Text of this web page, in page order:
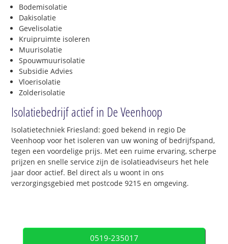
Bodemisolatie
Dakisolatie
Gevelisolatie
Kruipruimte isoleren
Muurisolatie
Spouwmuurisolatie
Subsidie Advies
Vloerisolatie
Zolderisolatie
Isolatiebedrijf actief in De Veenhoop
Isolatietechniek Friesland: goed bekend in regio De
Veenhoop voor het isoleren van uw woning of bedrijfspand,
tegen een voordelige prijs. Met een ruime ervaring, scherpe
prijzen en snelle service zijn de isolatieadviseurs het hele
jaar door actief. Bel direct als u woont in ons
verzorgingsgebied met postcode 9215 en omgeving.
0519-235017